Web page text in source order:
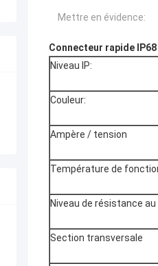
Mettre en évidence:
Connecteur rapide
Niveau IP:
Couleur:
Ampère / tension
Température de
Niveau de résistance
Section transversale